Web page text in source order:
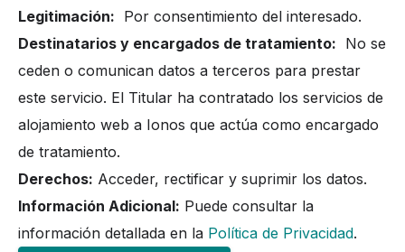
Legitimación: Por consentimiento del interesado.
Destinatarios y encargados de tratamiento: No se
ceden o comunican datos a terceros para prestar
este servicio. El Titular ha contratado los servicios de
alojamiento web a Ionos que actúa como encargado
de tratamiento.
Derechos: Acceder, rectificar y suprimir los datos.
Información Adicional: Puede consultar la
información detallada en la Política de Privacidad.